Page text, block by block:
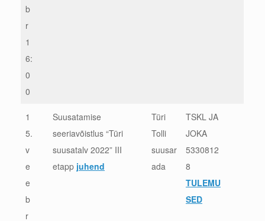
b
r
1
6:
0
0
1
5.
v
e
e
b
r
Suusatamise
seeriavõistlus “Türi
suusatalv 2022” III
etapp juhend
Türi
Tolli
suusar
ada
TSKL JA
JOKA
5330812
8
TULEMU
SED